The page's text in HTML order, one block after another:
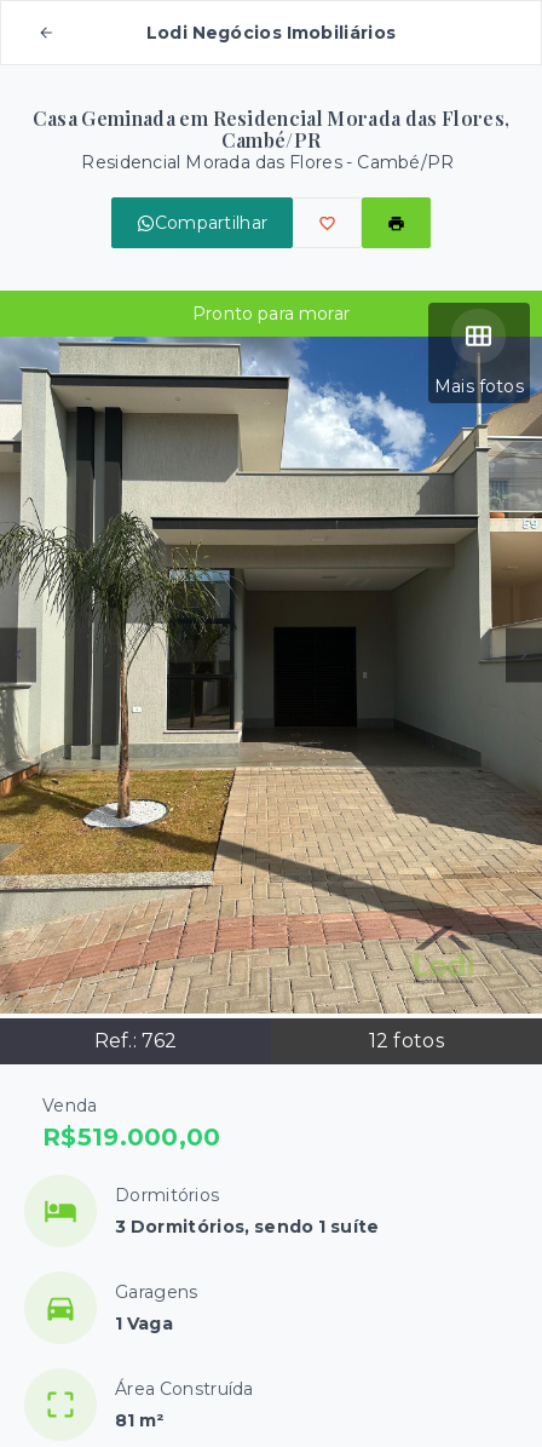
Lodi Negócios Imobiliários
Casa Geminada em Residencial Morada das Flores,
Cambé/PR
Residencial Morada das Flores - Cambé/PR
Compartilhar
Mais fotos
Ref.: 762 12 fotos
Pronto para morar
Venda
R$519.000,00
Dormitórios
3 Dormitórios, sendo 1 suíte
Garagens
1 Vaga
Área Construída
81 m²